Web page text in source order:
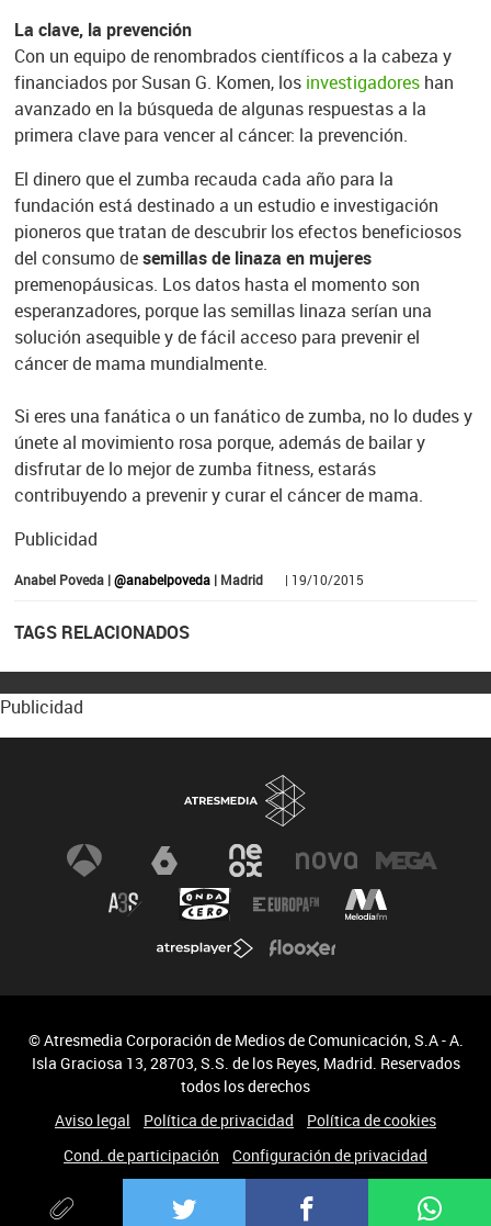
La clave, la prevención
Con un equipo de renombrados científicos a la cabeza y
financiados por Susan G. Komen, los investigadoreshan
avanzado en la búsqueda de algunas respuestas a la
primera clave para vencer al cáncer: la prevención.
El dinero que el zumba recauda cada año para la
fundación está destinado a un estudio e investigación
pioneros que tratan de descubrir los efectos beneficiosos
del consumo desemillas de linaza en mujeres
premenopáusicas. Los datos hasta el momento son
esperanzadores, porque las semillas linaza serían una
solución asequible y de fácil acceso para prevenir el
cáncer de mama mundialmente.
Si eres una fanática o un fanático de zumba, no lo dudes y
únete al movimiento rosa porque, además de bailar y
disfrutar de lo mejor de zumba fitness, estarás
contribuyendo a prevenir y curar el cáncer de mama.
Publicidad
Anabel Poveda |@anabelpoveda| Madrid | 19/10/2015
TAGS RELACIONADOS
Publicidad
© Atresmedia Corporación de Medios de Comunicación, S.A - A.
Isla Graciosa 13, 28703, S.S. de los Reyes, Madrid. Reservados
todos los derechos
Aviso legal
Política de privacidad
Política de cookies
Cond. de participación
Configuración de privacidad